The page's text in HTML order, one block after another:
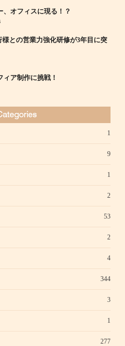
、オフィスに現る！？
様との営業力強化研修が3年目に突
ィア制作に挑戦！
1
9
1
2
53
2
4
344
3
1
277